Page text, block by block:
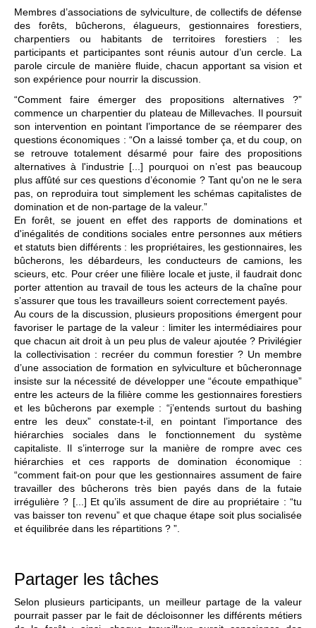
Membres d’associations de sylviculture, de collectifs de défense
des forêts, bûcherons, élagueurs, gestionnaires forestiers,
charpentiers ou habitants de territoires forestiers : les
participants et participantes sont réunis autour d’un cercle. La
parole circule de manière fluide, chacun apportant sa vision et
son expérience pour nourrir la discussion.
“Comment faire émerger des propositions alternatives ?”
commence un charpentier du plateau de Millevaches. Il poursuit
son intervention en pointant l’importance de se réemparer des
questions économiques : “On a laissé tomber ça, et du coup, on
se retrouve totalement désarmé pour faire des propositions
alternatives à l'industrie [...] pourquoi on n’est pas beaucoup
plus affûté sur ces questions d’économie ? Tant qu'on ne le sera
pas, on reproduira tout simplement les schémas capitalistes de
domination et de non-partage de la valeur.”
En forêt, se jouent en effet des rapports de dominations et
d'inégalités de conditions sociales entre personnes aux métiers
et statuts bien différents : les propriétaires, les gestionnaires, les
bûcherons, les débardeurs, les conducteurs de camions, les
scieurs, etc. Pour créer une filière locale et juste, il faudrait donc
porter attention au travail de tous les acteurs de la chaîne pour
s’assurer que tous les travailleurs soient correctement payés.
Au cours de la discussion, plusieurs propositions émergent pour
favoriser le partage de la valeur : limiter les intermédiaires pour
que chacun ait droit à un peu plus de valeur ajoutée ? Privilégier
la collectivisation : recréer du commun forestier ? Un membre
d’une association de formation en sylviculture et bûcheronnage
insiste sur la nécessité de développer une “écoute empathique”
entre les acteurs de la filière comme les gestionnaires forestiers
et les bûcherons par exemple : “j’entends surtout du bashing
entre les deux” constate-t-il, en pointant l’importance des
hiérarchies sociales dans le fonctionnement du système
capitaliste. Il s’interroge sur la manière de rompre avec ces
hiérarchies et ces rapports de domination économique :
“comment fait-on pour que les gestionnaires assument de faire
travailler des bûcherons très bien payés dans de la futaie
irrégulière ? [...] Et qu’ils assument de dire au propriétaire : “tu
vas baisser ton revenu” et que chaque étape soit plus socialisée
et équilibrée dans les répartitions ? ”.
Partager les tâches
Selon plusieurs participants, un meilleur partage de la valeur
pourrait passer par le fait de décloisonner les différents métiers